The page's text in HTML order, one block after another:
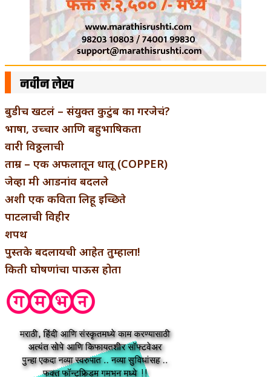
नवीन लेख
बुडीच खटलं – संयुक्त कुटुंब का गरजेचं?
भाषा, उच्चार आणि बहुभाषिकता
वारी विठ्ठलाची
ताम्र – एक अफलातून धातू (COPPER)
जेव्हा मी आडनांव बदलले
अशी एक कविता लिहू इच्छिते
पाटलाची विहीर
शपथ
पुस्तके बदलायची आहेत तुम्हाला!
किती घोषणांचा पाऊस होता